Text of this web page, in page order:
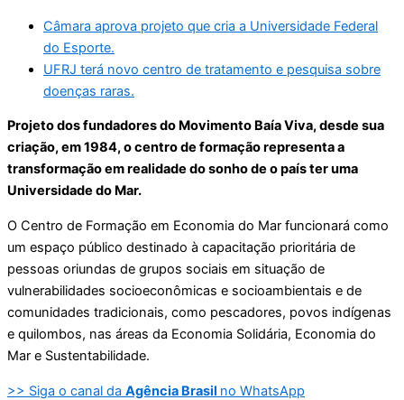
Câmara aprova projeto que cria a Universidade Federal
do Esporte.
UFRJ terá novo centro de tratamento e pesquisa sobre
doenças raras.
Projeto dos fundadores do Movimento Baía Viva, desde sua
criação, em 1984, o centro de formação representa a
transformação em realidade do sonho de o país ter uma
Universidade do Mar.
O Centro de Formação em Economia do Mar funcionará como
um espaço público destinado à capacitação prioritária de
pessoas oriundas de grupos sociais em situação de
vulnerabilidades socioeconômicas e socioambientais e de
comunidades tradicionais, como pescadores, povos indígenas
e quilombos, nas áreas da Economia Solidária, Economia do
Mar e Sustentabilidade.
>> Siga o canal da Agência Brasil no WhatsApp